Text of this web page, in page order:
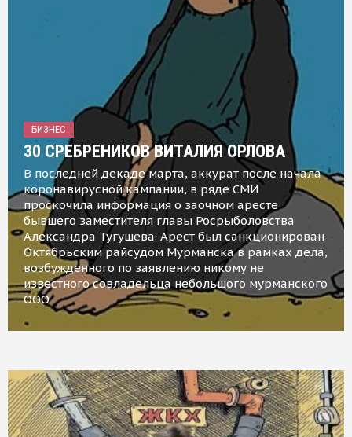
БИЗНЕС
30 СРЕБРЕНИКОВ ВИТАЛИЯ ОРЛОВА
В последней декаде марта, аккурат после начала
коронавирусной кампании, в ряде СМИ
проскочила информация о заочном аресте
бывшего заместителя главы Росрыболовства
Александра Тугушева. Арест был санкционирован
Октябрьским райсудом Мурманска в рамках дела,
возбужденного по заявлению никому не
известного совладельца небольшого мурманского
ООО